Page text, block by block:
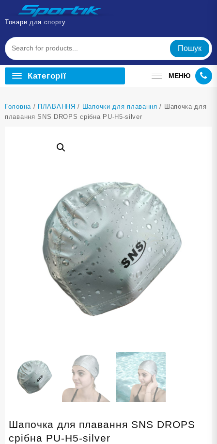
Перейти
вмісту
Товари для спорту
Пошук
Категорії МЕНЮ
Головна / ПЛАВАННЯ / Шапочки для плавання / Шапочка для
плавання SNS DROPS срібна PU-H5-silver
Шапочка для плавання SNS DROPS
срібна PU-H5-silver